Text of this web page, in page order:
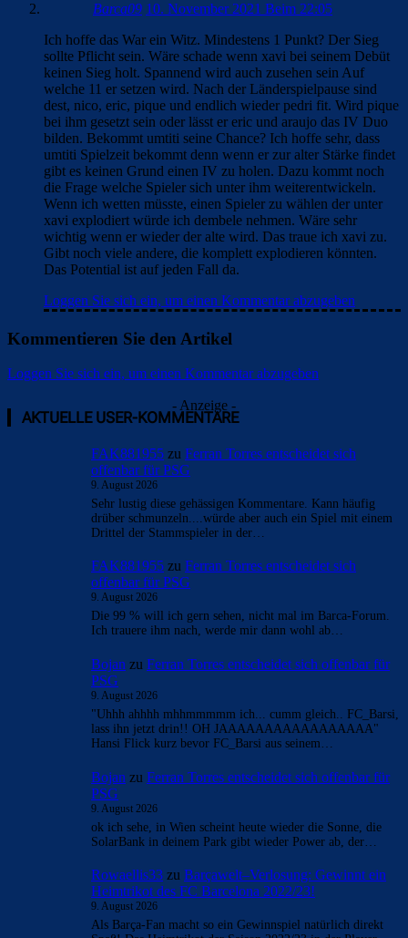
Barca09 10. November 2021 Beim 22:05
Ich hoffe das War ein Witz. Mindestens 1 Punkt? Der Sieg
sollte Pflicht sein. Wäre schade wenn xavi bei seinem Debüt
keinen Sieg holt. Spannend wird auch zusehen sein Auf
welche 11 er setzen wird. Nach der Länderspielpause sind
dest, nico, eric, pique und endlich wieder pedri fit. Wird pique
bei ihm gesetzt sein oder lässt er eric und araujo das IV Duo
bilden. Bekommt umtiti seine Chance? Ich hoffe sehr, dass
umtiti Spielzeit bekommt denn wenn er zur alter Stärke findet
gibt es keinen Grund einen IV zu holen. Dazu kommt noch
die Frage welche Spieler sich unter ihm weiterentwickeln.
Wenn ich wetten müsste, einen Spieler zu wählen der unter
xavi explodiert würde ich dembele nehmen. Wäre sehr
wichtig wenn er wieder der alte wird. Das traue ich xavi zu.
Gibt noch viele andere, die komplett explodieren könnten.
Das Potential ist auf jeden Fall da.
Loggen Sie sich ein, um einen Kommentar abzugeben
Kommentieren Sie den Artikel
Loggen Sie sich ein, um einen Kommentar abzugeben
- Anzeige -
AKTUELLE USER-KOMMENTARE
FAK881955 zu Ferran Torres entscheidet sich
offenbar für PSG
9. August 2026
Sehr lustig diese gehässigen Kommentare. Kann häufig
drüber schmunzeln....würde aber auch ein Spiel mit einem
Drittel der Stammspieler in der…
FAK881955 zu Ferran Torres entscheidet sich
offenbar für PSG
9. August 2026
Die 99 % will ich gern sehen, nicht mal im Barca-Forum.
Ich trauere ihm nach, werde mir dann wohl ab…
Bojan zu Ferran Torres entscheidet sich offenbar für
PSG
9. August 2026
"Uhhh ahhhh mhhmmmmm ich... cumm gleich.. FC_Barsi,
lass ihn jetzt drin!! OH JAAAAAAAAAAAAAAAAA"
Hansi Flick kurz bevor FC_Barsi aus seinem…
Bojan zu Ferran Torres entscheidet sich offenbar für
PSG
9. August 2026
ok ich sehe, in Wien scheint heute wieder die Sonne, die
SolarBank in deinem Park gibt wieder Power ab, der…
Rowaellis33 zu Barçawelt–Verlosung: Gewinnt ein
Heimtrikot des FC Barcelona 2022/23!
9. August 2026
Als Barça-Fan macht so ein Gewinnspiel natürlich direkt